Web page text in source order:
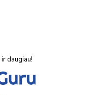
daugiau!